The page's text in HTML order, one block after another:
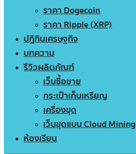
ราคา Dogecoin
ราคา Ripple (XRP)
ปฏิทินเศรษฐกิจ
บทความ
รีวิวผลิตภัณฑ์
เว็บซื้อขาย
กระเป๋าเก็บเหรียญ
เครื่องขุด
เว็บขุดแบบ Cloud Mining
ห้องเรียน